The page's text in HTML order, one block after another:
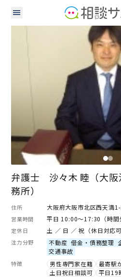
弁護士 沙々木 睦（大阪
務所）
住所 大阪府大阪市北区西天満
営業時間 平日 10:00～17:30（時間
定休日 土 ／ 日 ／ 祝（休日対応
注力分野 不動産 借金・債務整理
交通事故
特徴 男性専門家在籍
最寄駅
土日祝日相談可
平日19